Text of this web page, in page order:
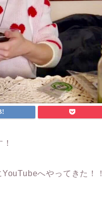
YouTubeへやってきた！！